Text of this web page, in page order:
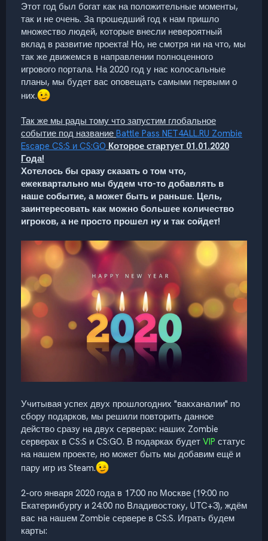
Этот год был богат как на положительные моменты,
так и не очень. За прошедший год к нам пришло
множество людей, которые внесли невероятный
вклад в развитие проекта! Но, не смотря ни на что, мы
так же движемся в направлении полноценного
игрового портала. На 2020 год у нас колосальные
планы, мы будет вас оповещать самыми первыми о
них.
Так же мы рады тому что запустим глобальное
событие под название Battle Pass NET4ALL.RU Zombie
Escape CS:S и CS:GO Которое стартует 01.01.2020
Года!
Хотелось бы сразу сказать о том что,
ежеквартально мы будем что-то добавлять в
наше событие, а может быть и раньше. Цель,
заинтересовать как можно большее количество
игроков, а не просто прошел ну и так сойдет!
Учитывая успех двух прошлогодних "вакханалии" по
сбору подарков, мы решили повторить данное
действо сразу на двух серверах: наших Zombie
серверах в CS:S и CS:GO. В подарках будет VIP статус
на нашем проекте, но может быть мы добавим ещё и
пару игр из Steam.
2-ого января 2020 года в 17:00 по Москве (19:00 по
Екатеринбургу и 24:00 по Владивостоку, UTC+3), ждём
вас на нашем Zombie сервере в CS:S. Играть будем
карты: